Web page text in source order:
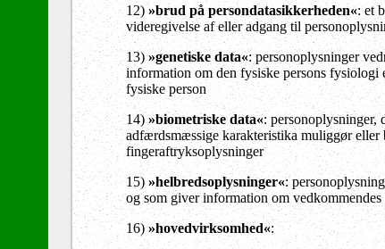
12)»brud på persondatasikkerheden«: et
videregivelse af eller adgang til
13)»genetiske data«: personoplysninger
information om den fysiske persons
fysiske person
14)»biometriske data«: personoplysninger,
adfærdsmæssige karakteristika muliggør
fingeraftryksoplysninger
15) »helbredsoplysninger«:
og som giver information om vedkommendes
16) »hovedvirksomhed«: